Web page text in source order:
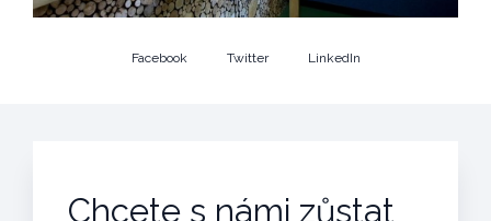
Facebook Twitter LinkedIn
Chcete s námi zůstat